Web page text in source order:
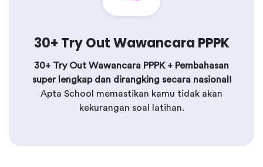
30+ Try Out Wawancara PPPK
30+ Try Out Wawancara PPPK + Pembahasan
super lengkap dan dirangking secara nasional!
Apta School memastikan kamu tidak akan
kekurangan soal latihan.